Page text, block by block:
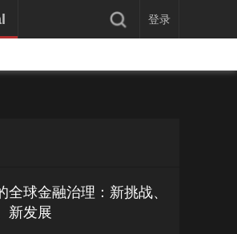
登录
全球金融治理：新挑战、
新发展